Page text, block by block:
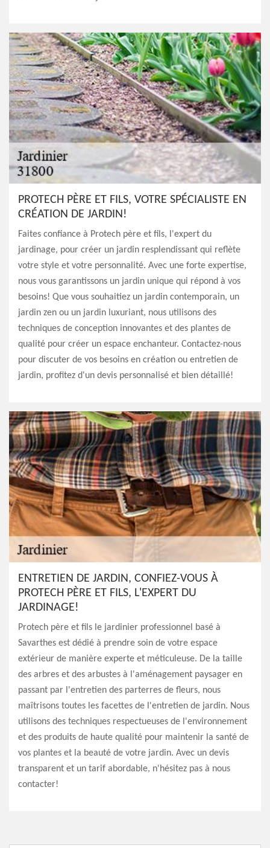
PROTECH PÈRE ET FILS, VOTRE SPÉCIALISTE EN
CRÉATION DE JARDIN!
Faites confiance à Protech père et fils, l'expert du
jardinage, pour créer un jardin resplendissant qui reflète
votre style et votre personnalité. Avec une forte expertise,
nous vous garantissons un jardin unique qui répond à vos
besoins! Que vous souhaitiez un jardin contemporain, un
jardin zen ou un jardin luxuriant, nous utilisons des
techniques de conception innovantes et des plantes de
qualité pour créer un espace enchanteur. Contactez-nous
pour discuter de vos besoins en création ou entretien de
jardin, profitez d'un devis personnalisé et bien détaillé!
ENTRETIEN DE JARDIN, CONFIEZ-VOUS À
PROTECH PÈRE ET FILS, L'EXPERT DU
JARDINAGE!
Protech père et fils le jardinier professionnel basé à
Savarthes est dédié à prendre soin de votre espace
extérieur de manière experte et méticuleuse. De la taille
des arbres et des arbustes à l'aménagement paysager en
passant par l'entretien des parterres de fleurs, nous
maîtrisons toutes les facettes de l'entretien de jardin. Nous
utilisons des techniques respectueuses de l'environnement
et des produits de haute qualité pour maintenir la santé de
vos plantes et la beauté de votre jardin. Avec un devis
transparent et un tarif abordable, n'hésitez pas à nous
contacter!